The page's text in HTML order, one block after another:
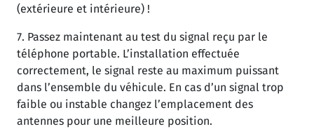
(extérieure et intérieure) !
7. Passez maintenant au test du signal reçu par le
téléphone portable. L’installation effectuée
correctement, le signal reste au maximum puissant
dans l’ensemble du véhicule. En cas d’un signal trop
faible ou instable changez l’emplacement des
antennes pour une meilleure position.